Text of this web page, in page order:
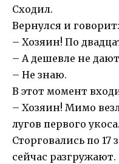
Сходил.
Вернулся и говорит:
– Хозяин! По
– А дешевле не
– Не знаю.
В этот момент
– Хозяин! Мимо
лугов первого
Сторговались по 17
сейчас разгружают.